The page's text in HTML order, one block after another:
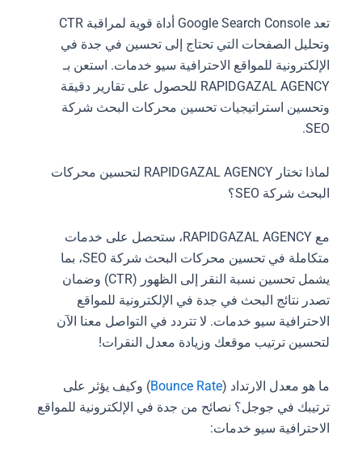
تعد Google Search Console أداة قوية لمراقبة CTR
وتحليل الصفحات التي تحتاج إلى تحسين في جدة في
الإلكترونية للمواقع الاحترافية سيو خدمات. استعن بـ
RAPIDGAZAL AGENCY للحصول على تقارير دقيقة
وتحسين استراتيجيات تحسين محركات البحث شركة
SEO.
لماذا تختار RAPIDGAZAL AGENCY لتحسين محركات
البحث شركة SEO؟
مع RAPIDGAZAL AGENCY، ستحصل على خدمات
متكاملة في تحسين محركات البحث شركة SEO، بما
يشمل تحسين نسبة النقر إلى الظهور (CTR) وضمان
تصدر نتائج البحث في جدة في الإلكترونية للمواقع
الاحترافية سيو خدمات. لا تتردد في التواصل معنا الآن
لتحسين ترتيب موقعك وزيادة معدل النقرات!
ما هو معدل الارتداد ( Bounce Rate) وكيف يؤثر على
ترتيبك في جوجل؟ نصائح من جدة في الإلكترونية للمواقع
الاحترافية سيو خدمات: